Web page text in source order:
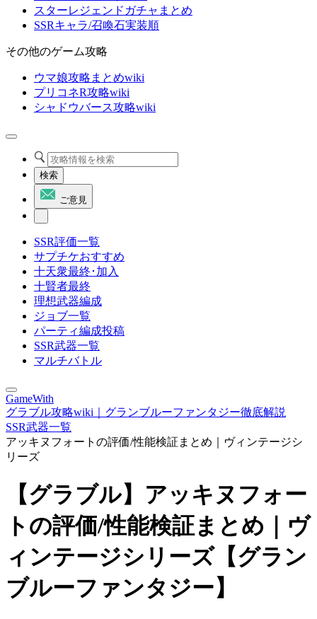
スターレジェンドガチャまとめ
SSRキャラ/召喚石実装順
その他のゲーム攻略
ウマ娘攻略まとめwiki
プリコネR攻略wiki
シャドウバース攻略wiki
検索
ご意見
SSR評価一覧
サプチケおすすめ
十天衆最終･加入
十賢者最終
理想武器編成
ジョブ一覧
パーティ編成投稿
SSR武器一覧
マルチバトル
GameWith
グラブル攻略wiki｜グランブルーファンタジー徹底解説
SSR武器一覧
アッキヌフォートの評価/性能検証まとめ｜ヴィンテージシ
リーズ
【グラブル】アッキヌフォー
トの評価/性能検証まとめ｜ヴ
ィンテージシリーズ【グラン
ブルーファンタジー】